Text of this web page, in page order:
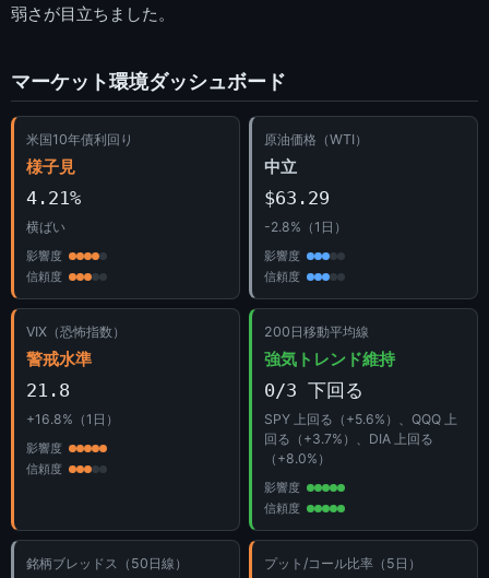
弱さが目立ちました。
マーケット環境ダッシュボード
米国10年債利回り
様子見
4.21%
横ばい
影響度
信頼度
原油価格（WTI）
中立
$63.29
-2.8%（1日）
影響度
信頼度
VIX（恐怖指数）
警戒水準
21.8
+16.8%（1日）
影響度
信頼度
200日移動平均線
強気トレンド維持
0/3 下回る
SPY 上回る（+5.6%）、QQQ 上
回る（+3.7%）、DIA 上回る
（+8.0%）
影響度
信頼度
銘柄ブレッドス（50日線） プット/コール比率（5日）